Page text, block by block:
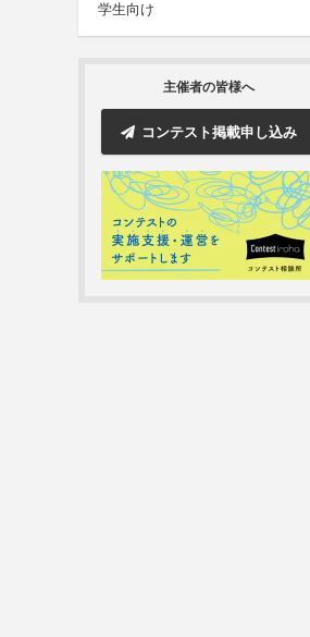
学生向け
主催者の皆様へ
コンテスト掲載申し込み